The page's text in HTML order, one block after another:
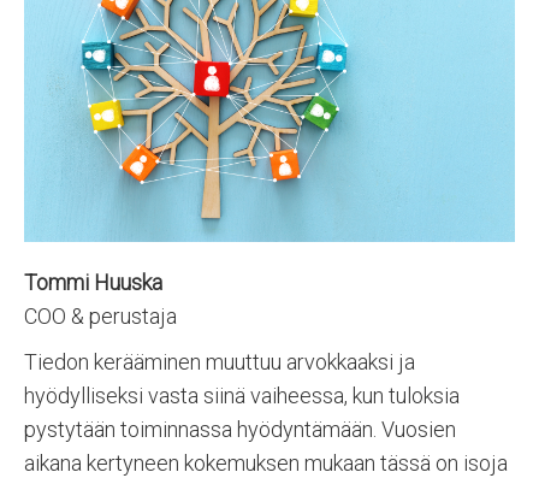
Tommi Huuska
COO & perustaja
Tiedon kerääminen muuttuu arvokkaaksi ja
hyödylliseksi vasta siinä vaiheessa, kun tuloksia
pystytään toiminnassa hyödyntämään. Vuosien
aikana kertyneen kokemuksen mukaan tässä on isoja